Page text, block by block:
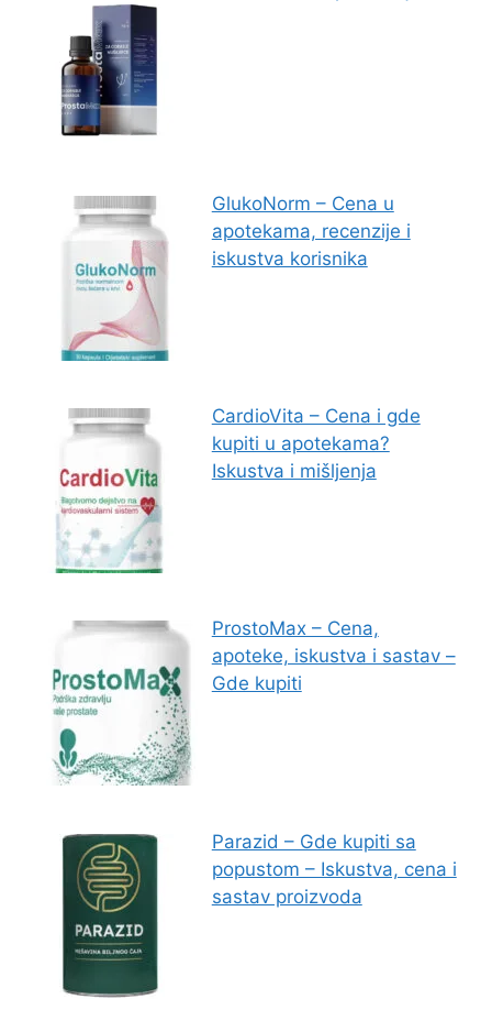
GlukoNorm – Cena u
apotekama, recenzije i
iskustva korisnika
CardioVita – Cena i gde
kupiti u apotekama?
Iskustva i mišljenja
ProstoMax – Cena,
apoteke, iskustva i sastav –
Gde kupiti
Parazid – Gde kupiti sa
popustom – Iskustva, cena i
sastav proizvoda